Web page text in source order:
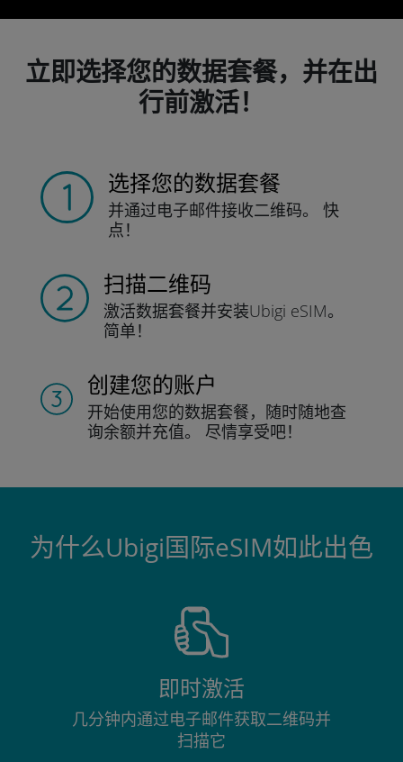
立即选择您的数据套餐，并在出
行前激活！
选择您的数据套餐
并通过电子邮件接收二维码。
快
点！
扫描二维码
激活数据套餐并安装Ubigi eSIM。
简单！
创建您的账户
开始使用您的数据套餐，随时随地查
询余额并充值。 尽情享受吧！
为什么Ubigi国际eSIM如此出色
即时激活
几分钟内通过电子邮件获取二维码并
扫描它